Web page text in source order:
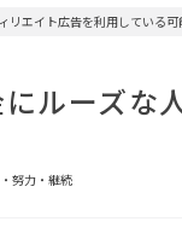
リエイト広告を利用している可
ルーズな
・ 努力・ 継続